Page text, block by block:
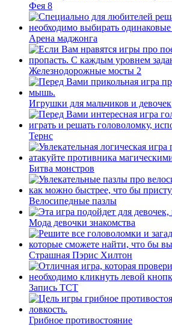
Фея 8
Арена маджонга
Железнодорожные мосты 2
Игрушки для мальчиков и девочек
Тернс
Битва монстров
Велосипедные пазлы
Мода девочки знакомства
Страшная Пэрис Хилтон
Запись ТСТ
Грибное противостояние